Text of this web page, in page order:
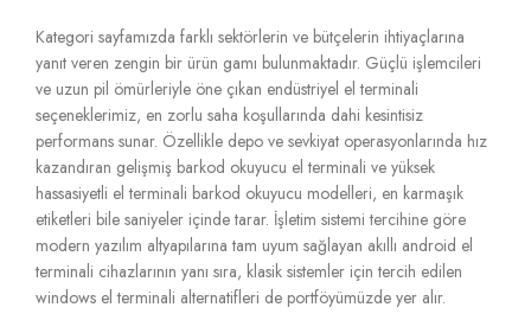
Kategori sayfamızda farklı sektörlerin ve bütçelerin ihtiyaçlarına
yanıt veren zengin bir ürün gamı bulunmaktadır. Güçlü işlemcileri
ve uzun pil ömürleriyle öne çıkan endüstriyel el terminali
seçeneklerimiz, en zorlu saha koşullarında dahi kesintisiz
performans sunar. Özellikle depo ve sevkiyat operasyonlarında hız
kazandıran gelişmiş barkod okuyucu el terminali ve yüksek
hassasiyetli el terminali barkod okuyucu modelleri, en karmaşık
etiketleri bile saniyeler içinde tarar. İşletim sistemi tercihine göre
modern yazılım altyapılarına tam uyum sağlayan akıllı android el
terminali cihazlarının yanı sıra, klasik sistemler için tercih edilen
windows el terminali alternatifleri de portföyümüzde yer alır.